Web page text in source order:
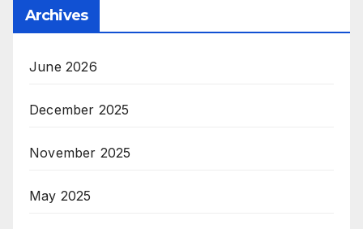
Archives
June 2026
December 2025
November 2025
May 2025